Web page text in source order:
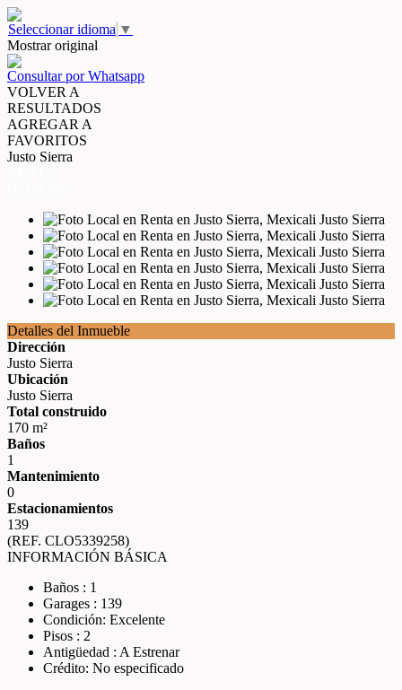
Seleccionar idioma ▼
Mostrar original
Consultar por Whatsapp
VOLVER A
RESULTADOS
AGREGAR A
FAVORITOS
Justo Sierra
Detalles del Inmueble
Dirección
Justo Sierra
Ubicación
Justo Sierra
Total construido
170 m²
Baños
1
Mantenimiento
0
Estacionamientos
139
(REF. CLO5339258)
INFORMACIÓN BÁSICA
Baños : 1
Garages : 139
Condición: Excelente
Pisos : 2
Antigüedad : A Estrenar
Crédito: No especificado